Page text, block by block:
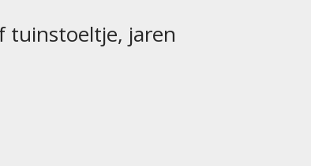
tuinstoeltje, jaren